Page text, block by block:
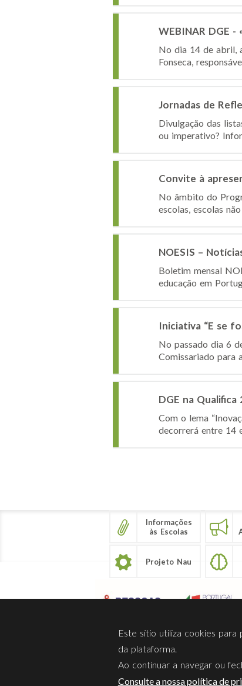
WEBINAR DGE -
No dia 14 de abril,
Fonseca,
Jornadas de
Divulgação das
ou imperativo?
Convite à
No âmbito do
escolas, escolas
NOESIS –
Boletim mensal
educação em
Iniciativa “E se
No passado dia 6
Comissariado para
DGE na Qualifica
Com o lema
decorrerá entre 14
Informações
às Escolas
Projeto Nau
Sobre Nós
Este sítio utiliza cookies para
da plataforma.
Ao continuar a navegar ou
Consulte a nossa política de